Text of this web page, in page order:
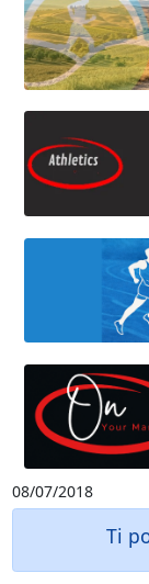
08/07/2018
Ti